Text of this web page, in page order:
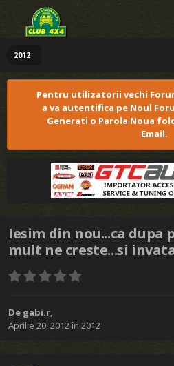
2012
Pentru utilizatorii vechi
a va autentifica pe Noul
Generati o Parola Noua
Email.
Iesim din nou...ca dupa
mult ne creste...si
De gabi.r,
Aprilie 20, 2012în 2012